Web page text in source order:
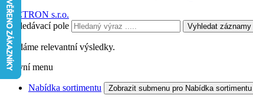
SECTRON s.r.o.
Vyhledávací pole
Vyhledat záznamy
Hledáme relevantní výsledky.
Hlavní menu
Nabídka sortimentu Zobrazit submenu pro Nabídka sortimentu